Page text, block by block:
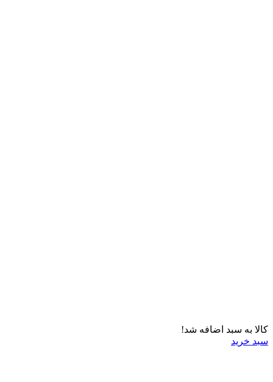
کالا به سبد اضافه شد!
سبد خرید